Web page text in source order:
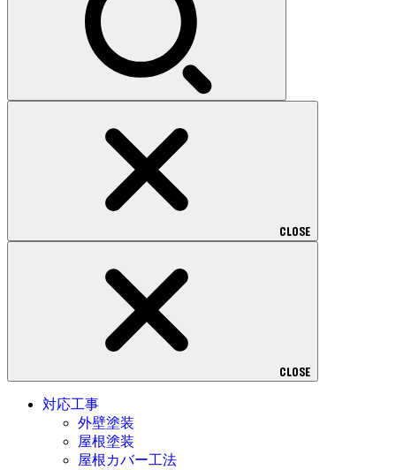
CLOSE
CLOSE
対応工事
外壁塗装
屋根塗装
屋根カバー工法